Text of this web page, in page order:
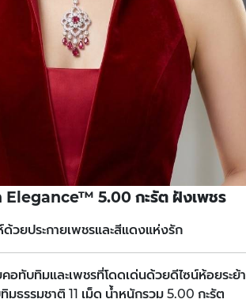
5.00 กะรัต ฝังเพชร
ด้วยประกายเพชรและสีแดงแห่งรัก
บทิมและเพชรที่โดดเด่นด้วยดีไซน์ห้อยระย้า
ธรรมชาติ 11 เม็ด น้ำหนักรวม 5.00 กะรัต